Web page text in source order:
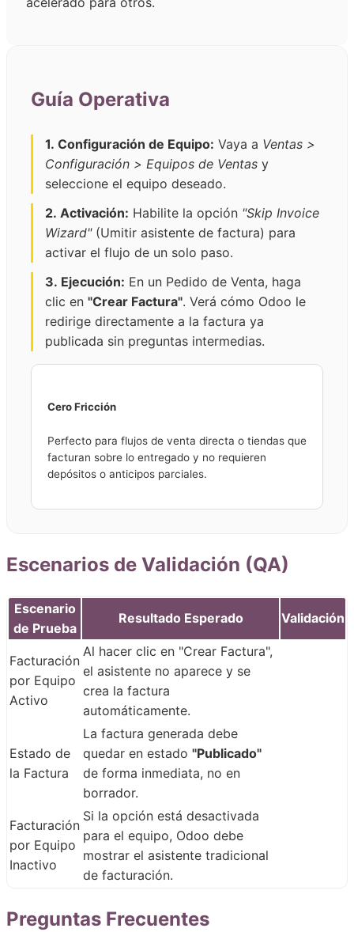
Guía Operativa
1. Configuración de Equipo: Vaya a Ventas >
Configuración > Equipos de Ventas y
seleccione el equipo deseado.
2. Activación: Habilite la opción "Skip Invoice
Wizard"(Umitir asistente de factura) para
activar el flujo de un solo paso.
3. Ejecución: En un Pedido de Venta, haga
clic en "Crear Factura". Verá cómo Odoo le
redirige directamente a la factura ya
publicada sin preguntas intermedias.
Cero Fricción
Perfecto para flujos de venta directa o tiendas que
facturan sobre lo entregado y no requieren
depósitos o anticipos parciales.
Escenarios de Validación (QA)
Escenario
de Prueba
Resultado Esperado Validación
Facturación
por Equipo
Activo
Al hacer clic en "Crear Factura",
el asistente no aparece y se
crea la factura
automáticamente.
Estado de
la Factura
La factura generada debe
quedar en estado "Publicado"
de forma inmediata, no en
borrador.
Facturación
por Equipo
Inactivo
Si la opción está desactivada
para el equipo, Odoo debe
mostrar el asistente tradicional
de facturación.
Preguntas Frecuentes